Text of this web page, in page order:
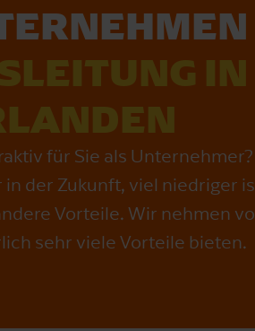
für Sie als Unternehmer?
der Zukunft, viel niedriger
Vorteile. Wir nehmen
sehr viele Vorteile bieten.